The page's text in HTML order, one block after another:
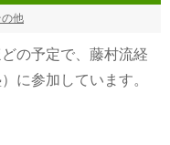
の他
の予定で、藤村流経
に参加しています。